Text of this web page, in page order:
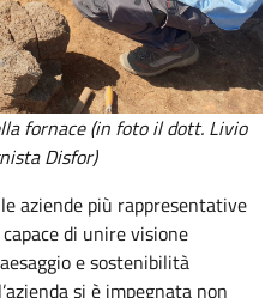
fornace (in foto il dott. Livio
Disfor)
aziende più rappresentative
di unire visione
e sostenibilità
si è impegnata non